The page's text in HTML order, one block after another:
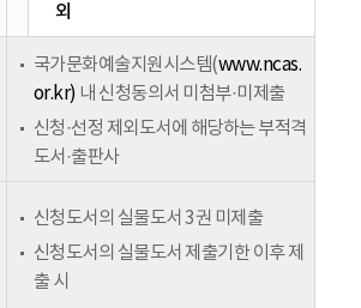
외
국가문화예술지원시스템(www.ncas.
or.kr) 내 신청동의서 미첨부·미제출
신청·선정 제외도서에 해당하는 부적격
도서·출판사
신청도서의 실물도서 3권 미제출
신청도서의 실물도서 제출기한 이후 제
출 시